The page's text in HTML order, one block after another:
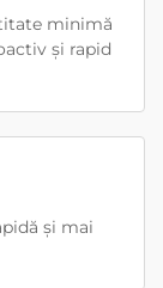
minimă
și rapid
și mai